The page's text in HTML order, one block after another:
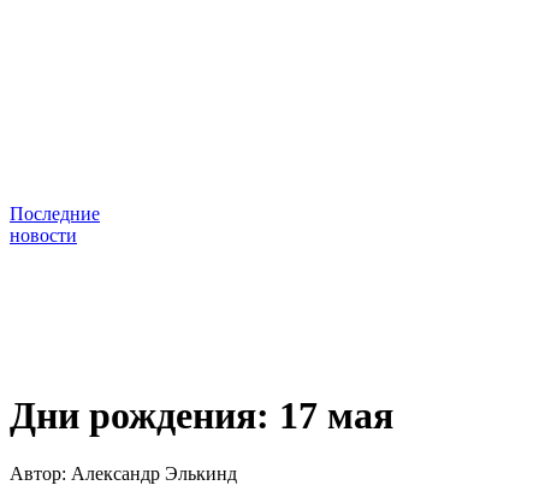
Последние
новости
Дни рождения: 17 мая
Автор: Александр Элькинд